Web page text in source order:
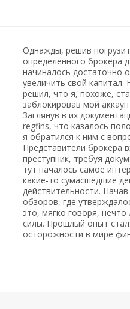
Однажды, решив
определенного брокера
начиналось достаточно
увеличить свой капитал.
решил, что я, похоже,
заблокировав мой
Заглянув в их
regfins, что казалось
я обратился к ним с
Представители брокера
преступник, требуя
тут началось самое
какие-то сумасшедшие
действительности.
обзоров, где
это, мягко говоря,
силы. Прошлый опыт
осторожности в мире